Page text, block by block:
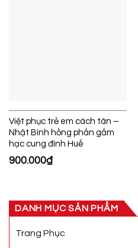
Việt phục trẻ em cách tân –
Nhật Bình hồng phấn gấm
hạc cung đình Huế
900.000₫
DANH MỤC SẢN PHẨM
Trang Phục